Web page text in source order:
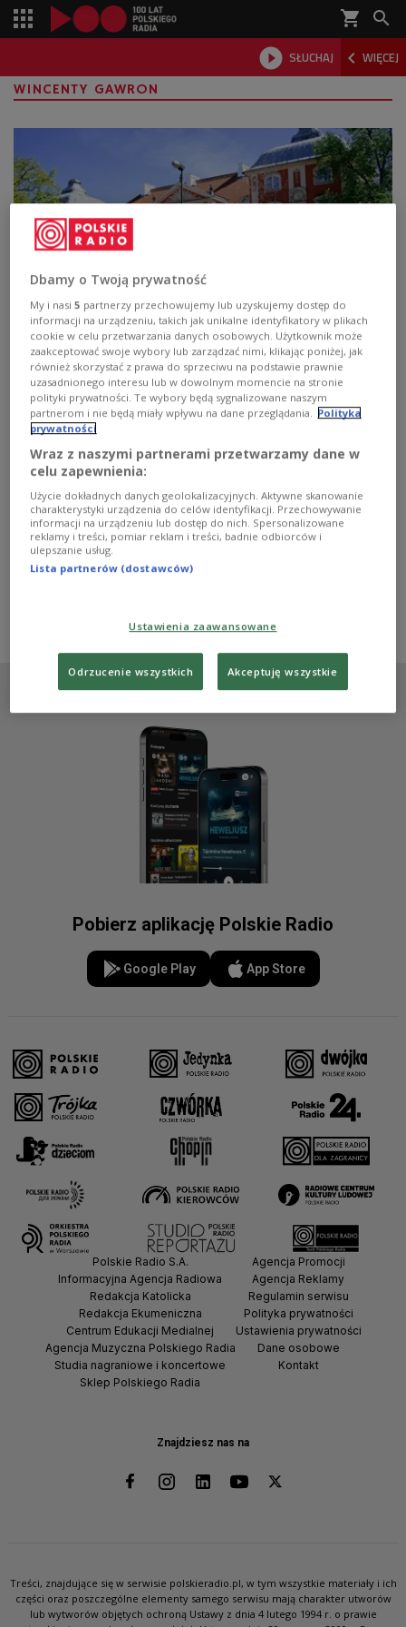
shopping_cart 
 SŁUCHAJ  WIĘCEJ

WINCENTY GAWRON
Akademia Sztuk Pięknych upamiętnia
powstańców warszawskich. Można obejrzeć
wyjątkową wystawę
Akademia Sztuk Pięknych w Warszawie w wyjątkowy
sposób włączyła się w upamiętnienie warszawskich
powstańców. Na dziedzińcu uczelni można obejrzeć
wystawę "ASP WAW’44", która opowiada o studentach i
wykładowcach walczących 80 lat temu na ulicach
Warszawy. Jedną z bohaterek wystawy jest Ewa
Faryaszewska, która zrobiła zdjęcia zniszczonej
Starówki.
Zobacz więcej na temat: Ula Kaczyńska
Maciej Piotrowski
Powstanie Warszawskie
Pobierz aplikację Polskie Radio
Google Play App Store
Znajdziesz nas na
Polskie Radio S.A.
Informacyjna Agencja Radiowa
Redakcja Katolicka
Redakcja Ekumeniczna
Centrum Edukacji Medialnej
Agencja Muzyczna Polskiego Radia
Studia nagraniowe i koncertowe
Sklep Polskiego Radia
Agencja Promocji
Agencja Reklamy
Regulamin serwisu
Polityka prywatności
Ustawienia prywatności
Dane osobowe
Kontakt
Treści, znajdujące się w serwisie polskieradio.pl, w tym wszystkie materiały i ich
części oraz poszczególne elementy samego serwisu mają charakter utworów
lub wytworów objętych ochroną Ustawy z dnia 4 lutego 1994 r. o prawie
Dbamy o Twoją prywatność
My i nasi5 partnerzy przechowujemy lub uzyskujemy dostęp do
informacji na urządzeniu, takich jak unikalne identyfikatory w plikach
cookie w celu przetwarzania danych osobowych. Użytkownik może
zaakceptować swoje wybory lub zarządzać nimi, klikając poniżej, jak
również skorzystać z prawa do sprzeciwu na podstawie prawnie
uzasadnionego interesu lub w dowolnym momencie na stronie
polityki prywatności. Te wybory będą sygnalizowane naszym
partnerom i nie będą miały wpływu na dane przeglądania. Polityka
prywatności
Wraz z naszymi partnerami przetwarzamy dane w
celu zapewnienia:
Użycie dokładnych danych geolokalizacyjnych. Aktywne skanowanie
charakterystyki urządzenia do celów identyfikacji. Przechowywanie
informacji na urządzeniu lub dostęp do nich. Spersonalizowane
reklamy i treści, pomiar reklam i treści, badnie odbiorców i
ulepszanie usług.
Lista partnerów (dostawców)
Ustawienia zaawansowane
Odrzucenie wszystkich Akceptuję wszystkie